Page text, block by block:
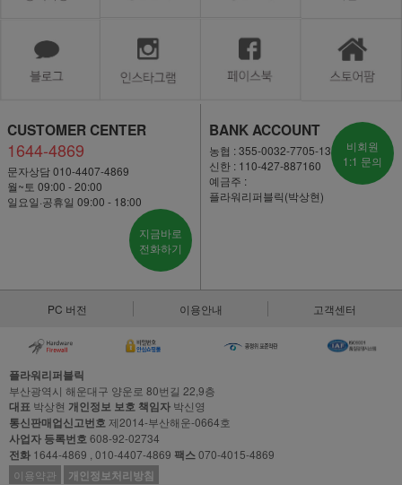
CUSTOMER CENTER
1644-4869
문자상담 010-4407-4869
월~토 09:00 - 20:00
일요일·공휴일 09:00 - 18:00
지금바로
전화하기
BANK ACCOUNT
농협 : 355-0032-7705-13
신한 : 110-427-887160
예금주 :
플라워리퍼블릭(박상현)
비회원
1:1 문의
PC 버전 이용안내 고객센터
플라워리퍼블릭
부산광역시 해운대구 양운로 80번길 22,9층
대표 박상현 개인정보 보호 책임자 박신영
통신판매업신고번호 제2014-부산해운-0664호
사업자 등록번호 608-92-02734
전화 1644-4869 , 010-4407-4869 팩스070-4015-4869
이용약관
개인정보처리방침